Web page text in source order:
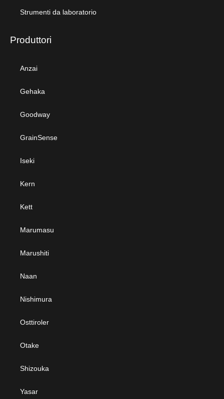
Strumenti da laboratorio
Produttori
Anzai
Gehaka
Goodway
GrainSense
Iseki
Kern
Kett
Marumasu
Marushiti
Naan
Nishimura
Osttiroler
Otake
Shizouka
Yasar